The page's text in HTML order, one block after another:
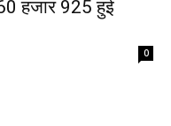
हजार 925 हुई
0